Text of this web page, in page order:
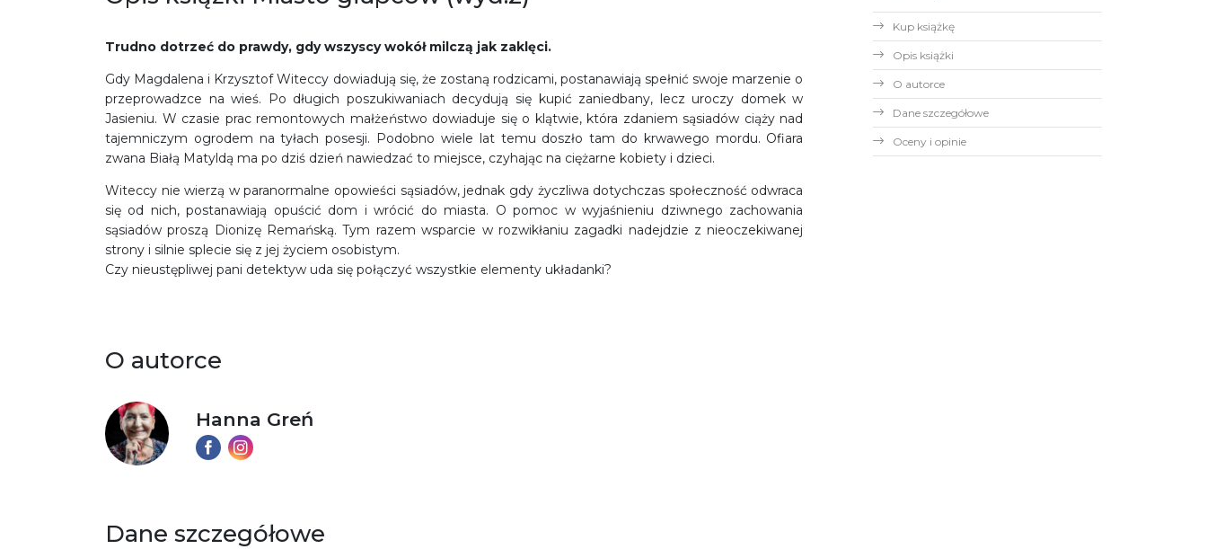
Trudno dotrzeć do prawdy, gdy wszyscy wokół milczą jak zaklęci.
Gdy Magdalena i Krzysztof Witeccy dowiadują się, że zostaną rodzicami, postanawiają spełnić swoje marzenie o
przeprowadzce na wieś. Po długich poszukiwaniach decydują się kupić zaniedbany, lecz uroczy domek w
Jasieniu. W czasie prac remontowych małżeństwo dowiaduje się o klątwie, która zdaniem sąsiadów ciąży nad
tajemniczym ogrodem na tyłach posesji. Podobno wiele lat temu doszło tam do krwawego mordu. Ofiara
zwana Białą Matyldą ma po dziś dzień nawiedzać to miejsce, czyhając na ciężarne kobiety i dzieci.
Witeccy nie wierzą w paranormalne opowieści sąsiadów, jednak gdy życzliwa dotychczas społeczność odwraca
się od nich, postanawiają opuścić dom i wrócić do miasta. O pomoc w wyjaśnieniu dziwnego zachowania
sąsiadów proszą Dionizę Remańską. Tym razem wsparcie w rozwikłaniu zagadki nadejdzie z nieoczekiwanej
strony i silnie splecie się z jej życiem osobistym.
Czy nieustępliwej pani detektyw uda się połączyć wszystkie elementy układanki?
O autorce
Hanna Greń
Dane szczegółowe
Kup książkę
Opis książki
O autorce
Dane szczegółowe
Oceny i opinie